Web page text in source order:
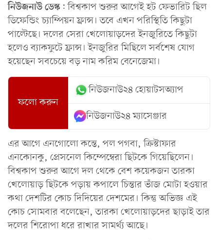
নিউজনাউডেস্ক : বিশ্বকাপ শুরুর আগেই হট ফেভারিট ছিল
ডিফেন্ডিং চ্যাম্পিয়ন ফ্রান্স। তবে এখন পরিস্থিতি কিছুটা
পাল্টেছে। দলের সেরা খেলোয়াড়দের ইনজুরিতে কিছুটা
হলেও ব্যাকফুটে ফ্রান্স। ইনজুরির মিছিলে সর্বশেষ যোগ
হয়েছেন সবচেয়ে বড় নাম করিম বেনেজেমা।
ফলো করুন
নিউজনাউ২৪ হোয়াটসঅ্যাপ
নিউজনাউ২৪ ম্যাসেঞ্জার
এর আগে এনগোলো কন্তে, পল পগবা, ক্রিস্টাফার
এনকোনকু, প্রেসনেল কিম্পেম্বেরা ছিটকে গিয়েছিলেন।
বিশ্বকাপ শুরুর আগে দল থেকে বেশ কয়েকজন তারকা
খেলোয়াড় ছিটকে পড়ায় কপালে চিন্তার ভাঁজ মোটা হওয়ার
কথা দেশটির কোচ দিদিয়ের দেশমের। কিন্তু অভিজ্ঞ এই
কোচ সোমবার বলেছেন, তারকা খেলোয়াড়দের ছাড়াই তার
দলের শিরোপা ধরে রাখার সামর্থ্য আছে।